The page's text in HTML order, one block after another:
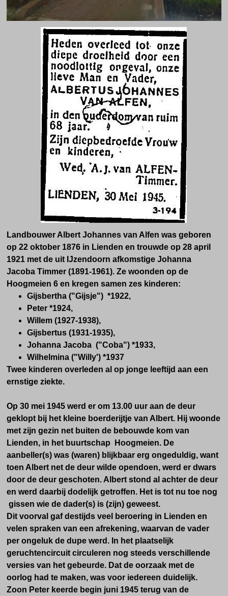
Landbouwer Albert Johannes van Alfen was geboren
op 22 oktober 1876 in Lienden en trouwde op 28 april
1921 met de uit IJzendoorn afkomstige Johanna
Jacoba Timmer (1891-1961). Ze woonden op de
Hoogmeien 6 en kregen samen zes kinderen:
Gijsbertha ("Gijsje") *1922,
Peter *1924,
Willem (1927-1938),
Gijsbertus (1931-1935),
Johanna Jacoba ("Coba") *1933,
Wilhelmina ("Willy') *1937
Twee kinderen overleden al op jonge leeftijd aan een
ernstige ziekte.
Op 30 mei 1945 werd er om 13.00 uur aan de deur
geklopt bij het kleine boerderijtje van Albert. Hij woonde
met zijn gezin net buiten de bebouwde kom van
Lienden, in het buurtschap Hoogmeien. De
aanbeller(s) was (waren) blijkbaar erg ongeduldig, want
toen Albert net de deur wilde opendoen, werd er dwars
door de deur geschoten. Albert stond al achter de deur
en werd daarbij dodelijk getroffen. Het is tot nu toe nog
gissen wie de dader(s) is (zijn) geweest.
Dit voorval gaf destijds veel beroering in Lienden en
velen spraken van een afrekening, waarvan de vader
per ongeluk de dupe werd. In het plaatselijk
geruchtencircuit circuleren nog steeds verschillende
versies van het gebeurde. Dat de oorzaak met de
oorlog had te maken, was voor iedereen duidelijk.
Zoon Peter keerde begin juni 1945 terug van de